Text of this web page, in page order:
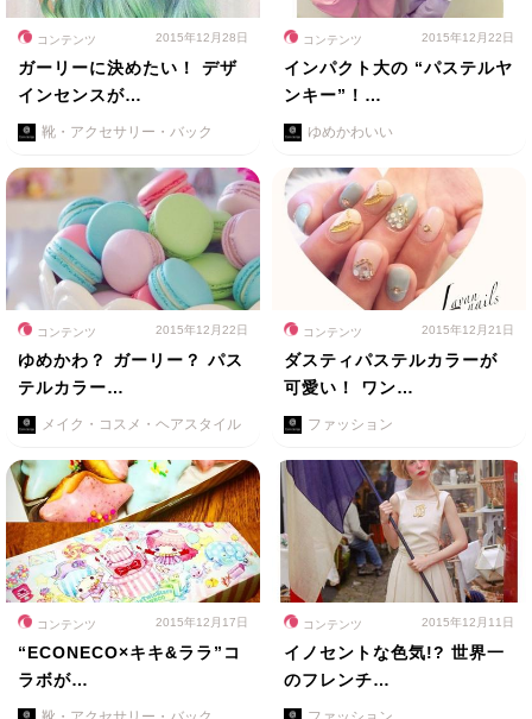
コンテンツ 2015年12月28日
ガーリーに決めたい！ デザ
インセンスが…
靴・アクセサリー・バック
コンテンツ 2015年12月22日
インパクト大の “パステルヤ
ンキー”！…
ゆめかわいい
コンテンツ 2015年12月22日
ゆめかわ？ ガーリー？ パス
テルカラー…
メイク・コスメ・ヘアスタイル
コンテンツ 2015年12月21日
ダスティパステルカラーが
可愛い！ ワン…
ファッション
コンテンツ 2015年12月17日
“ECONECO×キキ&ララ”コ
ラボが…
コンテンツ 2015年12月11日
イノセントな色気!? 世界一
のフレンチ…